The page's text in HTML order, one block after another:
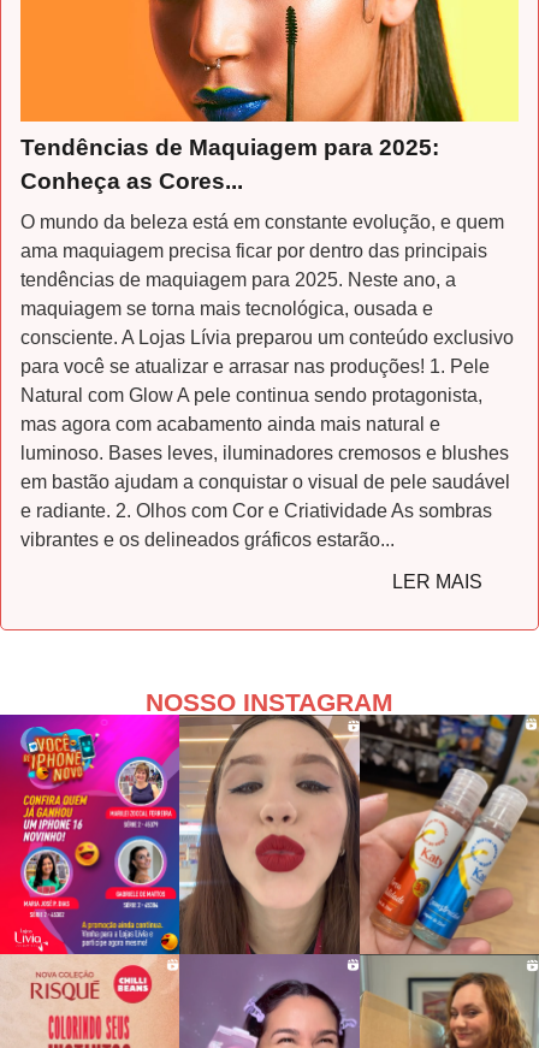
Tendências de Maquiagem para 2025:
Conheça as Cores...
O mundo da beleza está em constante evolução, e quem
ama maquiagem precisa ficar por dentro das principais
tendências de maquiagem para 2025. Neste ano, a
maquiagem se torna mais tecnológica, ousada e
consciente. A Lojas Lívia preparou um conteúdo exclusivo
para você se atualizar e arrasar nas produções! 1. Pele
Natural com Glow A pele continua sendo protagonista,
mas agora com acabamento ainda mais natural e
luminoso. Bases leves, iluminadores cremosos e blushes
em bastão ajudam a conquistar o visual de pele saudável
e radiante. 2. Olhos com Cor e Criatividade As sombras
vibrantes e os delineados gráficos estarão...
LER MAIS
NOSSO INSTAGRAM